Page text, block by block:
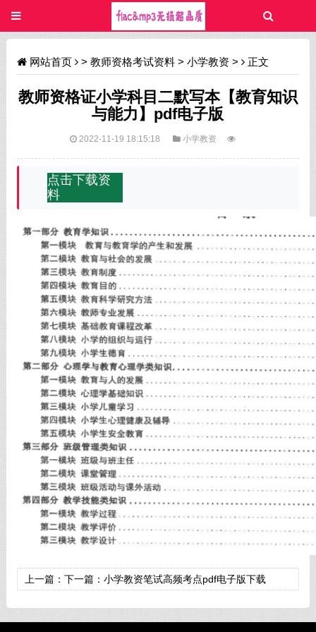
网站首页 > 教师资格考试资料> 小学教资 > 正文
教师资格证小学科目二默写本【教育知识
与能力】pdf电子版
2022-11-19 18:15:18 小学教资
点击下载资
料
上一篇： 下一篇： 小学教资笔试高频考点pdf电子版下载